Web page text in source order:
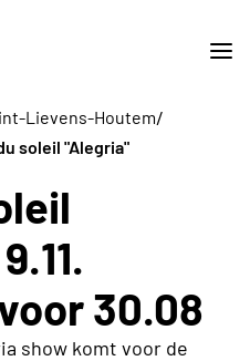
Lievens-Houtem/
soleil "Alegria"
30.08
show komt voor de